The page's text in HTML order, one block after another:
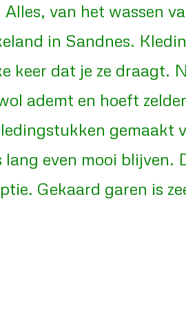
van het wassen
in Sandnes.
keer dat je ze draagt.
ademt en hoeft
gemaakt
even mooi
Gekaard garen is